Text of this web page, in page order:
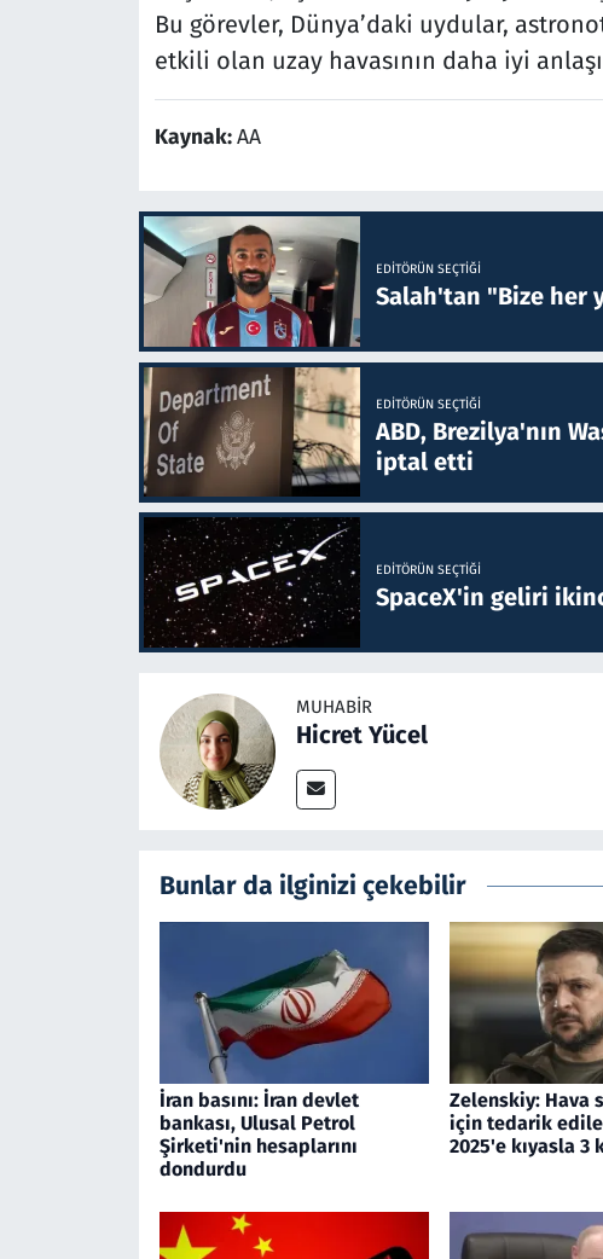
Bu görevler, Dünya’daki uydular,
etkili olan uzay havasının daha iyi
Kaynak:AA
EDITÖRÜN SEÇTIĞI
Salah'tan "Bize her
EDITÖRÜN SEÇTIĞI
ABD, Brezilya'nın
iptal etti
EDITÖRÜN SEÇTIĞI
SpaceX'in geliri
MUHABIR
Hicret Yücel
Bunlar da ilginizi çekebilir
İran basını: İran devlet
bankası, Ulusal Petrol
Şirketi'nin hesaplarını
dondurdu
Zelenskiy: Hava
için tedarik
2025'e kıyasla 3